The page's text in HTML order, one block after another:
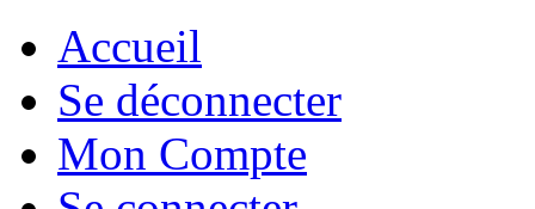
Accueil
Se déconnecter
Mon Compte